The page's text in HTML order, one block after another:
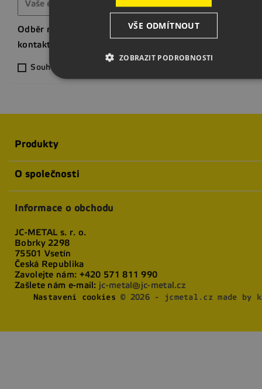
Odběr novinek můžete kdykoliv zrušit. Pokud to chcete
kontaktní informace naleznete v právním oznámení.
Souhlasím s odběrem novinek ze světa svařování a
Produkty
O společnosti
Informace o obchodu
JC-METAL s. r. o.
Bobrky 2298
75501 Vsetín
Česká Republika
Zavolejte nám: +420 571 811 990
Zašlete nám e-mail: jc-metal@jc-metal.cz
Nastavení cookies © 2026 - jcmetal.cz made by
VŠE ODMÍTNOUT
ZOBRAZIT PODROBNOSTI